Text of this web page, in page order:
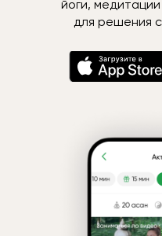
йоги,
для решения